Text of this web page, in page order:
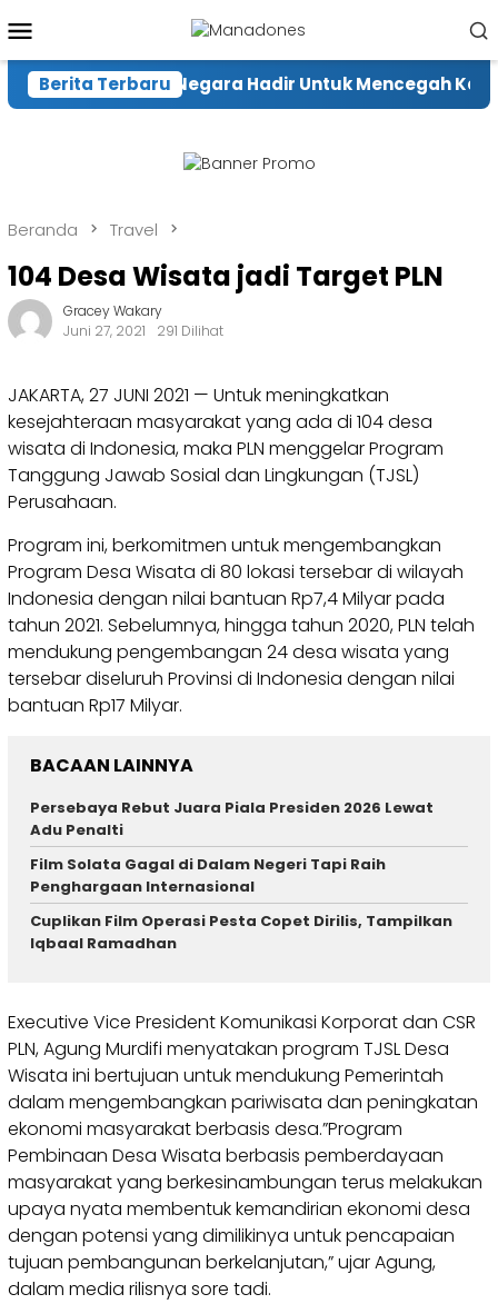
ke
kontenMobile
Berita Terbaru
Pastikan Negara Hadir Untuk Mencegah Karhutla
Beranda Travel
104 Desa Wisata jadi Target PLN
Gracey Wakary
Juni 27, 2021
291 Dilihat
JAKARTA, 27 JUNI 2021 — Untuk meningkatkan
kesejahteraan masyarakat yang ada di 104 desa
wisata di Indonesia, maka PLN menggelar Program
Tanggung Jawab Sosial dan Lingkungan (TJSL)
Perusahaan.
Program ini, berkomitmen untuk mengembangkan
Program Desa Wisata di 80 lokasi tersebar di wilayah
Indonesia dengan nilai bantuan Rp7,4 Milyar pada
tahun 2021. Sebelumnya, hingga tahun 2020, PLN telah
mendukung pengembangan 24 desa wisata yang
tersebar diseluruh Provinsi di Indonesia dengan nilai
bantuan Rp17 Milyar.
BACAAN LAINNYA
Persebaya Rebut Juara Piala Presiden 2026 Lewat
Adu Penalti
Film Solata Gagal di Dalam Negeri Tapi Raih
Penghargaan Internasional
Cuplikan Film Operasi Pesta Copet Dirilis, Tampilkan
Iqbaal Ramadhan
Executive Vice President Komunikasi Korporat dan CSR
PLN, Agung Murdifi menyatakan program TJSL Desa
Wisata ini bertujuan untuk mendukung Pemerintah
dalam mengembangkan pariwisata dan peningkatan
ekonomi masyarakat berbasis desa.”Program
Pembinaan Desa Wisata berbasis pemberdayaan
masyarakat yang berkesinambungan terus melakukan
upaya nyata membentuk kemandirian ekonomi desa
dengan potensi yang dimilikinya untuk pencapaian
tujuan pembangunan berkelanjutan,” ujar Agung,
dalam media rilisnya sore tadi.